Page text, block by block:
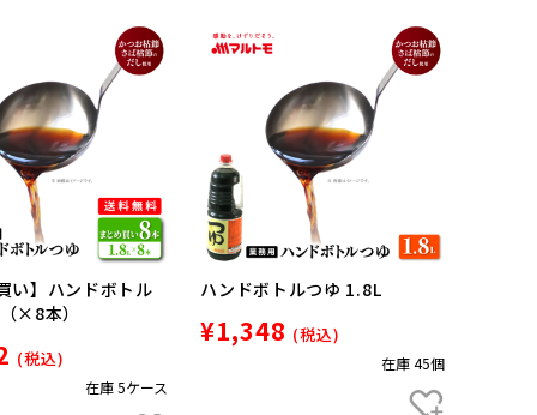
い】ハンドボトル
×8本）
(税込)
在庫 5ケース
ハンドボトルつゆ 1.8L
¥1,348 (税込)
在庫 45個